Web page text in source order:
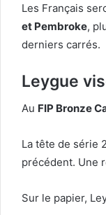
Les Français
et Pembroke,
derniers carrés.
Leygue
Au FIP Bronze
La tête de série
précédent. Une
Sur le papier,